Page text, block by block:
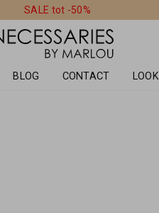
SALE tot -50%
BLOG CONTACT